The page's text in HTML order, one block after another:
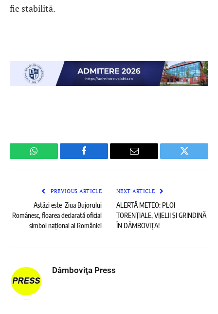
fie stabilită.
WhatsApp Facebook Email Twitter
PREVIOUS ARTICLE
Astăzi este Ziua Bujorului
Românesc, floarea declarată oficial
simbol național al României
NEXT ARTICLE
ALERTĂ METEO: PLOI
TORENȚIALE, VIJELII ȘI GRINDINĂ
ÎN DÂMBOVIȚA!
Dâmboviţa Press